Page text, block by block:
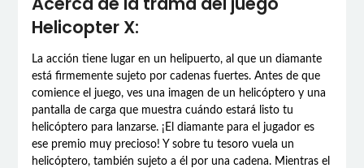
Helicopter X:
La acción tiene lugar en un helipuerto, al que un diamante
está firmemente sujeto por cadenas fuertes. Antes de que
comience el juego, ves una imagen de un helicóptero y una
pantalla de carga que muestra cuándo estará listo tu
helicóptero para lanzarse. ¡El diamante para el jugador es
ese premio muy precioso! Y sobre tu tesoro vuela un
helicóptero, también sujeto a él por una cadena. Mientras el